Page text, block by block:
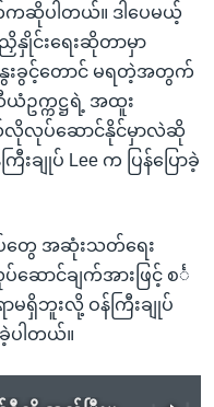
က်ကဆိုပါတယ်။ ဒါပေမယ့်
င်းရေးဆိုတာမှာ
းခွင့်တောင် မရတဲ့အတွက်
ဥက္ကဋ္ဌရဲ့ အထူး
လိုလုပ်ဆောင်နိုင်မှာလဲဆို
ချုပ် Lee က ပြန်ပြောခဲ့
တွေ အဆုံးသတ်ရေး
ောင်ချက်အားဖြင့် စင်္
မရှိဘူးလို့ ဝန်ကြီးချုပ်
ပါတယ်။